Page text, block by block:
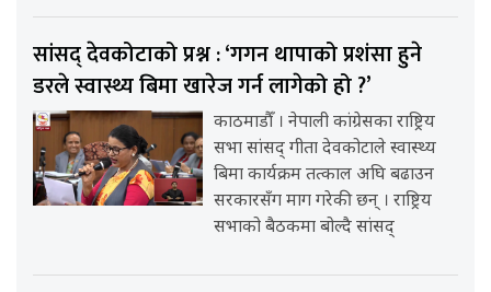
सांसद् देवकोटाको प्रश्न : ‘गगन थापाको प्रशंसा हुने
डरले स्वास्थ्य बिमा खारेज गर्न लागेको हो ?’
काठमाडौँ । नेपाली कांग्रेसका राष्ट्रिय
सभा सांसद् गीता देवकोटाले स्वास्थ्य
बिमा कार्यक्रम तत्काल अघि बढाउन
सरकारसँग माग गरेकी छन् । राष्ट्रिय
सभाको बैठकमा बोल्दै सांसद्